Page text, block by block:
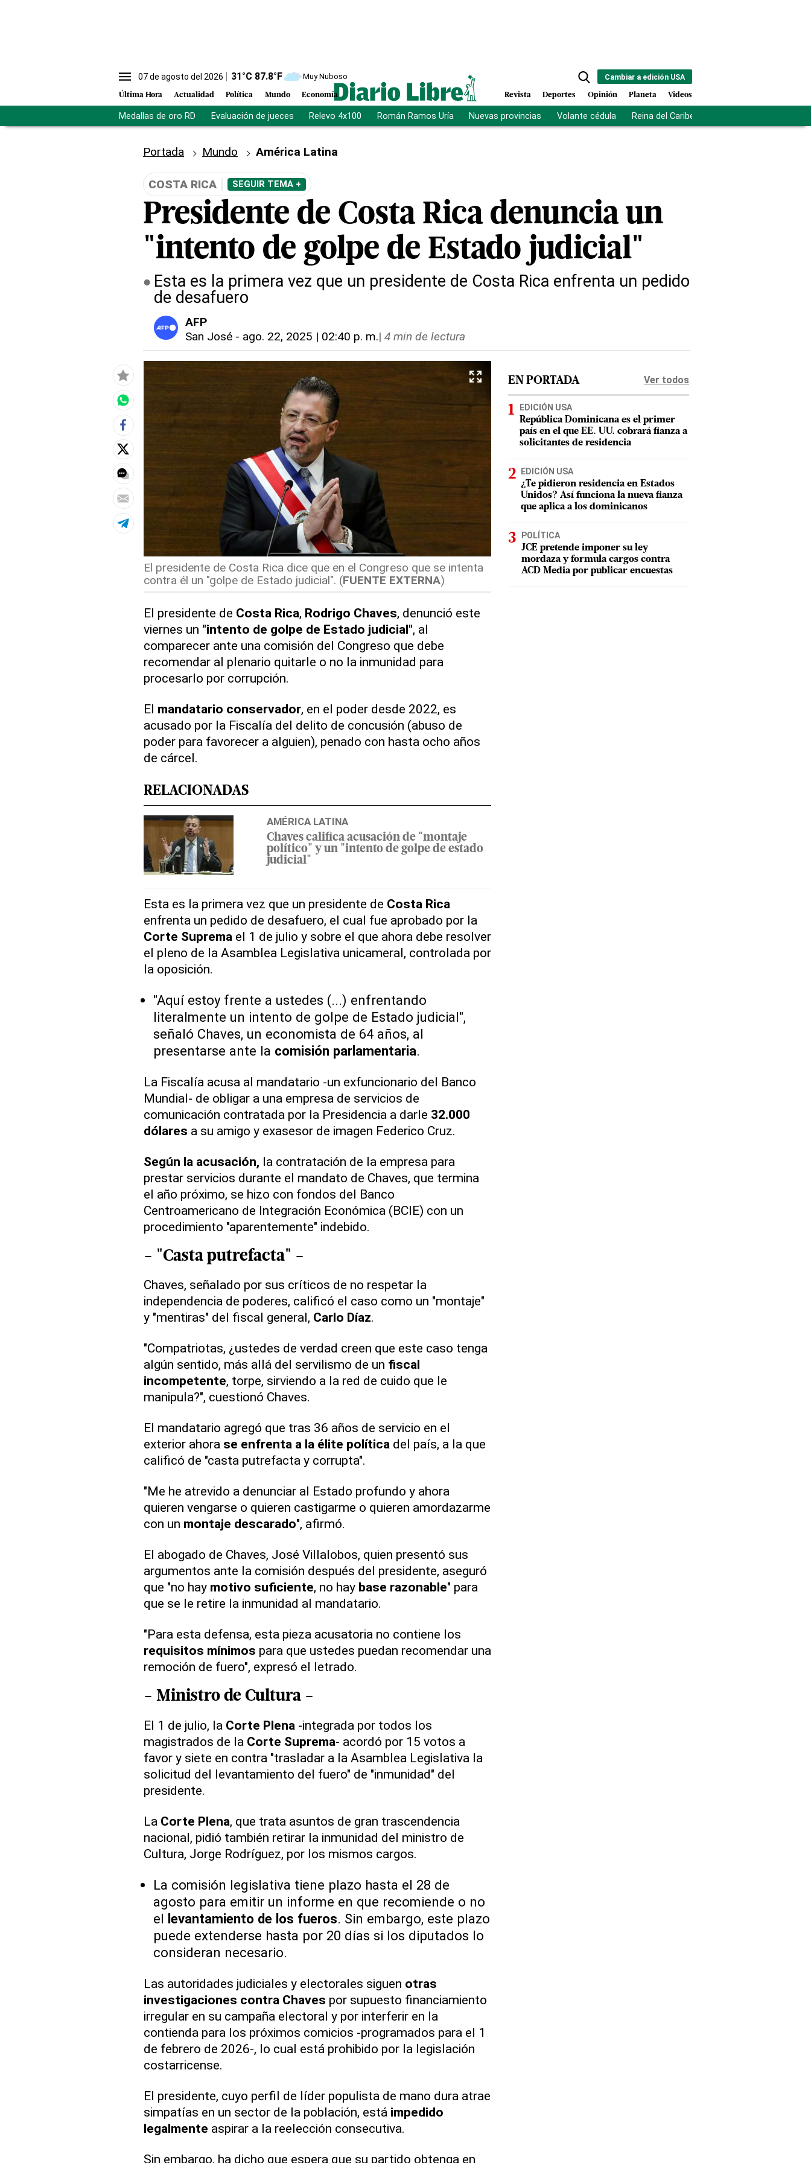
07 de agosto del 2026 31 °C 87.8°F Muy Nuboso
Última Hora Actualidad Política Mundo Economía
Cambiar a edición USA
Revista Deportes Opinión Planeta Videos
Medallas de oro RD Evaluación de jueces Relevo 4x100 Román Ramos Uría Nuevas provincias Volante cédula Reina del Caribe
Portada Mundo América Latina
COSTA RICA SEGUIR TEMA +
Presidente de Costa Rica denuncia un
"intento de golpe de Estado judicial"
Esta es la primera vez que un presidente de Costa Rica enfrenta un pedido
de desafuero
AFP
San José - ago. 22, 2025 | 02:40 p. m.| 4 min de lectura
El presidente de Costa Rica dice que en el Congreso que se intenta
contra él un "golpe de Estado judicial". (FUENTE EXTERNA)
El presidente de Costa Rica, Rodrigo Chaves, denunció este
viernes un "intento de golpe de Estado judicial", al
comparecer ante una comisión del Congreso que debe
recomendar al plenario quitarle o no la inmunidad para
procesarlo por corrupción.
El mandatario conservador, en el poder desde 2022, es
acusado por la Fiscalía del delito de concusión (abuso de
poder para favorecer a alguien), penado con hasta ocho años
de cárcel.
RELACIONADAS
AMÉRICA LATINA
Chaves califica acusación de "montaje
político" y un "intento de golpe de estado
judicial"
Esta es la primera vez que un presidente de Costa Rica
enfrenta un pedido de desafuero, el cual fue aprobado por la
Corte Supremael 1 de julio y sobre el que ahora debe resolver
el pleno de la Asamblea Legislativa unicameral, controlada por
la oposición.
"Aquí estoy frente a ustedes (...) enfrentando
literalmente un intento de golpe de Estado judicial",
señaló Chaves, un economista de 64 años, al
presentarse ante la comisión parlamentaria.
La Fiscalía acusa al mandatario -un exfuncionario del Banco
Mundial- de obligar a una empresa de servicios de
comunicación contratada por la Presidencia a darle 32.000
dólares a su amigo y exasesor de imagen Federico Cruz.
Según la acusación, la contratación de la empresa para
prestar servicios durante el mandato de Chaves, que termina
el año próximo, se hizo con fondos del Banco
Centroamericano de Integración Económica (BCIE) con un
procedimiento "aparentemente" indebido.
- "Casta putrefacta" -
Chaves, señalado por sus críticos de no respetar la
independencia de poderes, calificó el caso como un "montaje"
y "mentiras" del fiscal general, Carlo Díaz.
"Compatriotas, ¿ustedes de verdad creen que este caso tenga
algún sentido, más allá del servilismo de un fiscal
incompetente, torpe, sirviendo a la red de cuido que le
manipula?", cuestionó Chaves.
El mandatario agregó que tras 36 años de servicio en el
exterior ahora se enfrenta a la élite política del país, a la que
calificó de "casta putrefacta y corrupta".
"Me he atrevido a denunciar al Estado profundo y ahora
quieren vengarse o quieren castigarme o quieren amordazarme
con un montaje descarado", afirmó.
El abogado de Chaves, José Villalobos, quien presentó sus
argumentos ante la comisión después del presidente, aseguró
que "no hay motivo suficiente, no hay base razonable" para
que se le retire la inmunidad al mandatario.
"Para esta defensa, esta pieza acusatoria no contiene los
requisitos mínimos para que ustedes puedan recomendar una
remoción de fuero", expresó el letrado.
- Ministro de Cultura -
El 1 de julio, la Corte Plena -integrada por todos los
magistrados de la Corte Suprema- acordó por 15 votos a
favor y siete en contra "trasladar a la Asamblea Legislativa la
solicitud del levantamiento del fuero" de "inmunidad" del
presidente.
La Corte Plena, que trata asuntos de gran trascendencia
nacional, pidió también retirar la inmunidad del ministro de
Cultura, Jorge Rodríguez, por los mismos cargos.
La comisión legislativa tiene plazo hasta el 28 de
agosto para emitir un informe en que recomiende o no
el levantamiento de los fueros. Sin embargo, este plazo
puede extenderse hasta por 20 días si los diputados lo
consideran necesario.
Las autoridades judiciales y electorales siguen otras
investigaciones contra Chaves por supuesto financiamiento
irregular en su campaña electoral y por interferir en la
contienda para los próximos comicios -programados para el 1
de febrero de 2026-, lo cual está prohibido por la legislación
costarricense.
El presidente, cuyo perfil de líder populista de mano dura atrae
simpatías en un sector de la población, está impedido
legalmente aspirar a la reelección consecutiva.
Sin embargo, ha dicho que espera que su partido obtenga en
EN PORTADA Ver todos
EDICIÓN USA
República Dominicana es el primer
país en el que EE. UU. cobrará fianza a
solicitantes de residencia
EDICIÓN USA
¿Te pidieron residencia en Estados
Unidos? Así funciona la nueva fianza
que aplica a los dominicanos
POLÍTICA
JCE pretende imponer su ley
mordaza y formula cargos contra
ACD Media por publicar encuestas